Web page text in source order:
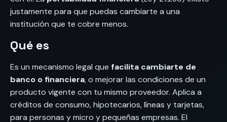
justamente para que puedas cambiarte a una
institución que te cobre menos.
Qué es
Es un mecanismo legal que facilita cambiarte de
banco o financiera, o mejorar las condiciones de un
producto vigente con tu mismo proveedor. Aplica a
créditos de consumo, hipotecarios, líneas y tarjetas,
para personas y micro y pequeñas empresas. El